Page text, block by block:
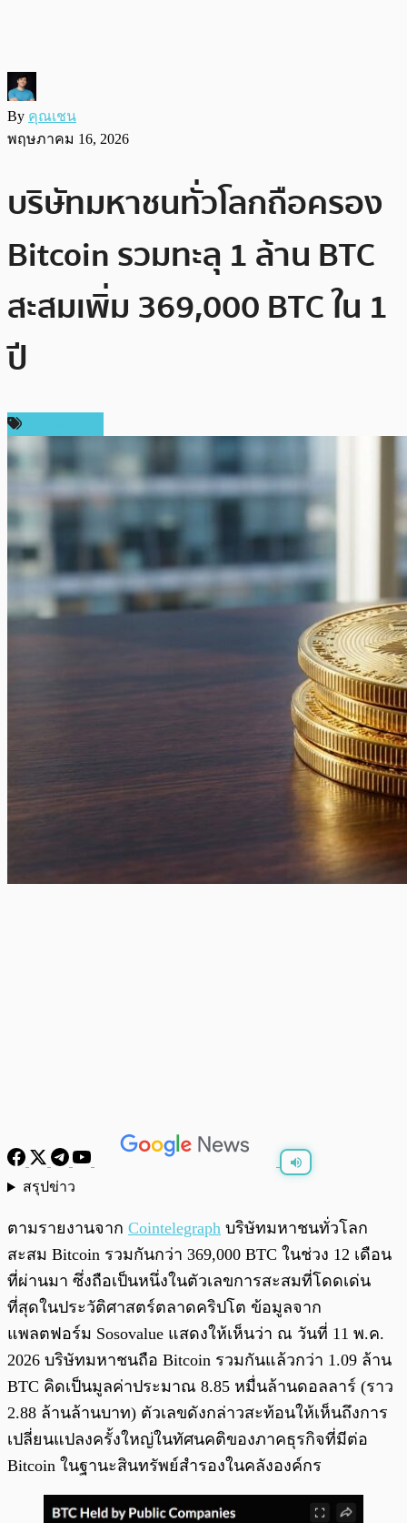
By คุณเชน
พฤษภาคม 16, 2026
บริษัทมหาชนทั่วโลกถือครอง
Bitcoin รวมทะลุ 1 ล้าน BTC
สะสมเพิ่ม 369,000 BTC ใน 1
ปี
สรุปข่าว
ตามรายงานจาก Cointelegraph บริษัทมหาชนทั่วโลก
สะสม Bitcoin รวมกันกว่า 369,000 BTC ในช่วง 12 เดือน
ที่ผ่านมา ซึ่งถือเป็นหนึ่งในตัวเลขการสะสมที่โดดเด่น
ที่สุดในประวัติศาสตร์ตลาดคริปโต ข้อมูลจาก
แพลตฟอร์ม Sosovalue แสดงให้เห็นว่า ณ วันที่ 11 พ.ค.
2026 บริษัทมหาชนถือ Bitcoin รวมกันแล้วกว่า 1.09 ล้าน
BTC คิดเป็นมูลค่าประมาณ 8.85 หมื่นล้านดอลลาร์ (ราว
2.88 ล้านล้านบาท) ตัวเลขดังกล่าวสะท้อนให้เห็นถึงการ
เปลี่ยนแปลงครั้งใหญ่ในทัศนคติของภาคธุรกิจที่มีต่อ
Bitcoin ในฐานะสินทรัพย์สำรองในคลังองค์กร